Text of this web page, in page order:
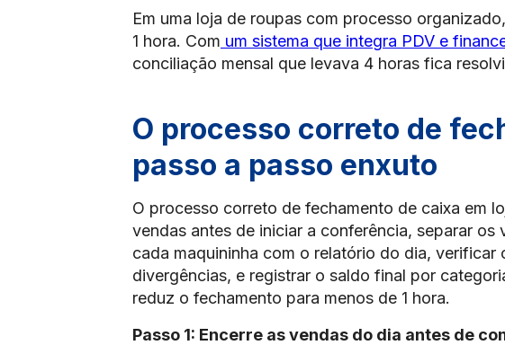
Em uma loja de roupas com processo
1 hora. Com um sistema que integra PDV e
conciliação mensal que levava 4 horas fica
O processo correto de
passo a passo enxuto
O processo correto de fechamento de caixa em
vendas antes de iniciar a conferência, separar
cada maquininha com o relatório do dia,
divergências, e registrar o saldo final por
reduz o fechamento para menos de 1 hora.
Passo 1: Encerre as vendas do dia antes de